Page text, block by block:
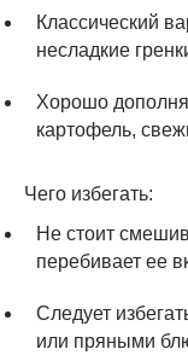
Классический
несладкие
Хорошо
картофель,
Чего избегать:
Не стоит
перебивает ее
Следует
или пряными